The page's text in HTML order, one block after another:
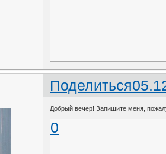
Поделиться
Добрый вечер! Запишите меня,
0